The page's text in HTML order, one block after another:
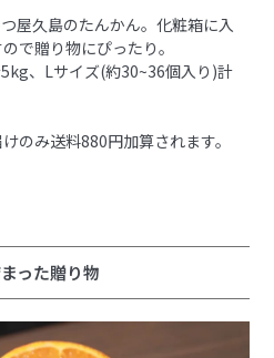
屋久島のたんかん。化粧箱に入
で贈り物にぴったり。
、Lサイズ(約30~36個入り)計
のみ送料880円加算されます。
った贈り物